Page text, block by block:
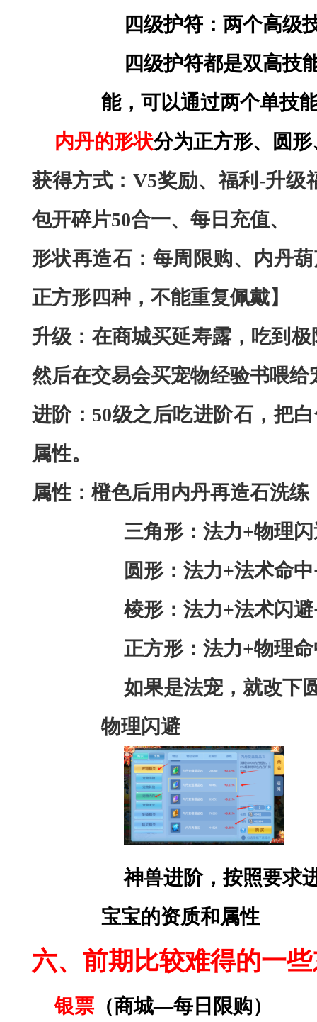
四级护符：两个高级
四级护符都是双高技
能，可以通过两个单技
内丹的形状分为正方形、圆
获得方式：V5奖励、福利-升级
包开碎片50合一、每日充值、
形状再造石：每周限购、内丹
正方形四种，不能重复佩戴】
升级： 在商城买延寿露，吃到极
然后在交易会买宠物经验书喂给
进阶： 50级之后吃进阶石，把
属性。
属性：橙色后用内丹再造石洗
三角形：法力+物理
圆形：法力+法术命
棱形：法力+法术闪
正方形：法力+物理
如果是法宠，就改下
物理闪避
神兽进阶，按照要求
宝宝的资质和属性
六、前期比较难得的一
银票 （商城—每日限购）